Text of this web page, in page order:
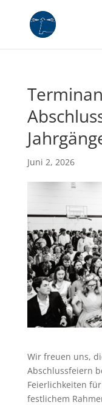
Juni 2, 2026
Wir freuen uns,
Abschlussfeiern
Feierlichkeiten
festlichem